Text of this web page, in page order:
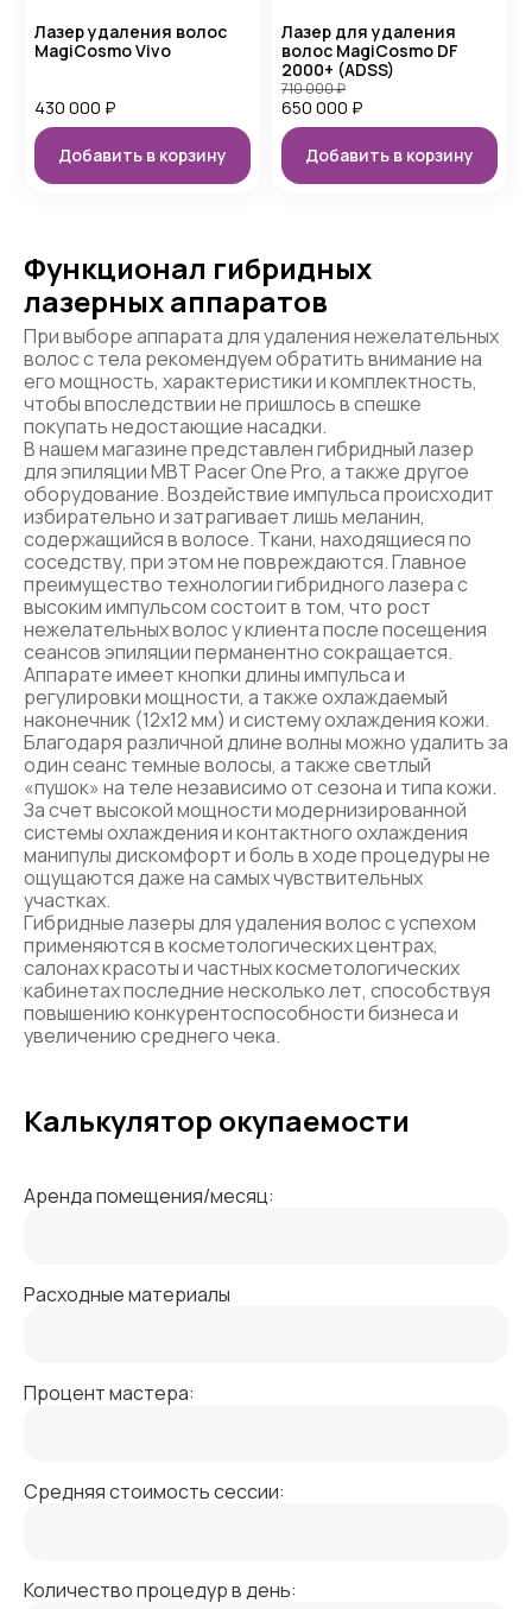
Лазер удаления волос
MagiCosmo Vivo
430 000 ₽
Добавить в корзину
Лазер для удаления
волос MagiCosmo DF
2000+ (ADSS)
650 000 ₽
710 000₽
Добавить в корзину
Функционал гибридных
лазерных аппаратов
При выборе аппарата для удаления нежелательных
волос с тела рекомендуем обратить внимание на
его мощность, характеристики и комплектность,
чтобы впоследствии не пришлось в спешке
покупать недостающие насадки.
В нашем магазине представлен гибридный лазер
для эпиляции MBT Pacer One Pro, а также другое
оборудование. Воздействие импульса происходит
избирательно и затрагивает лишь меланин,
содержащийся в волосе. Ткани, находящиеся по
соседству, при этом не повреждаются. Главное
преимущество технологии гибридного лазера с
высоким импульсом состоит в том, что рост
нежелательных волос у клиента после посещения
сеансов эпиляции перманентно сокращается.
Аппарате имеет кнопки длины импульса и
регулировки мощности, а также охлаждаемый
наконечник (12х12 мм) и систему охлаждения кожи.
Благодаря различной длине волны можно удалить за
один сеанс темные волосы, а также светлый
«пушок» на теле независимо от сезона и типа кожи.
За счет высокой мощности модернизированной
системы охлаждения и контактного охлаждения
манипулы дискомфорт и боль в ходе процедуры не
ощущаются даже на самых чувствительных
участках.
Гибридные лазеры для удаления волос с успехом
применяются в косметологических центрах,
салонах красоты и частных косметологических
кабинетах последние несколько лет, способствуя
повышению конкурентоспособности бизнеса и
увеличению среднего чека.
Калькулятор окупаемости
Аренда помещения/месяц:
Расходные материалы
Процент мастера:
Средняя стоимость сессии:
Количество процедур в день: